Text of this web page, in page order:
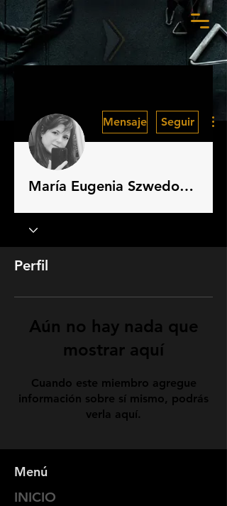
Mensaje Seguir
María Eugenia Szwedowska
Perfil
Aún no hay nada que
mostrar aquí
Cuando este miembro agregue
información sobre sí mismo, podrás
verla aquí.
Menú
INICIO